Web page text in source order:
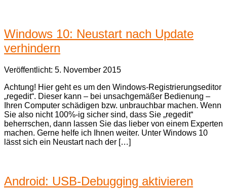
Windows 10: Neustart nach Update
verhindern
Veröffentlicht: 5. November 2015
Achtung! Hier geht es um den Windows-Registrierungseditor
„regedit“. Dieser kann – bei unsachgemäßer Bedienung –
Ihren Computer schädigen bzw. unbrauchbar machen. Wenn
Sie also nicht 100%-ig sicher sind, dass Sie „regedit“
beherrschen, dann lassen Sie das lieber von einem Experten
machen. Gerne helfe ich Ihnen weiter. Unter Windows 10
lässt sich ein Neustart nach der […]
Android: USB-Debugging aktivieren